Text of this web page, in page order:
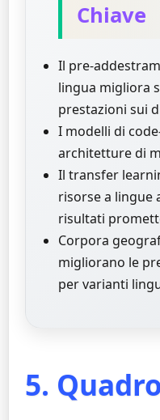
Chiave
Il pre-
lingua migliora
prestazioni sui
I modelli di
architetture di
Il transfer
risorse a lingue
risultati
Corpora
migliorano le
per varianti
5.